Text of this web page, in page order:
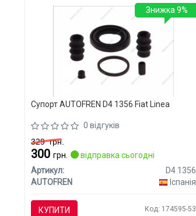
Супорт AUTOFREN D4 1356 Fiat Linea
0 відгуків
329грн.
300 грн.
відправка сьогодні
Артикул:
D4 1356
AUTOFREN
Іспанія
КУПИТИ Код: 174595-53
Знижка 9%